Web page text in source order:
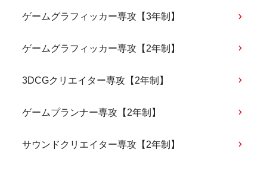
ゲームグラフィッカー専攻【3年制】
ゲームグラフィッカー専攻【2年制】
3DCGクリエイター専攻【2年制】
ゲームプランナー専攻【2年制】
サウンドクリエイター専攻【2年制】